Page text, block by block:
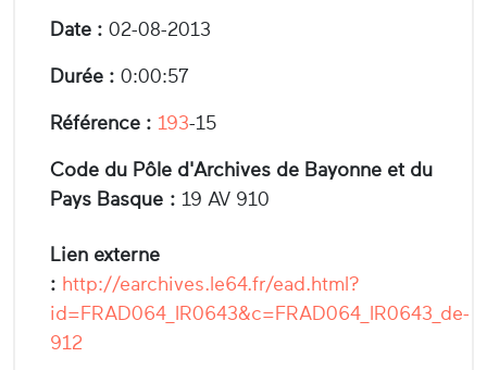
Date : 02-08-2013
Durée : 0:00:57
Référence : 193-15
Code du Pôle d'Archives de Bayonne et du
Pays Basque : 19 AV 910
Lien externe
: http://earchives.le64.fr/ead.html?
id=FRAD064_IR0643&c=FRAD064_IR0643_de-
912